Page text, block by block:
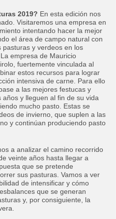
2019? En esta edición nos
Visitaremos una empresa en
intentando hacer la mejor
el área de campo natural con
y verdeos en los
empresa de Mauricio
fuertemente vinculada al
estos recursos para lograr
intensiva de carne. Para ello
a las mejores festucas y
y lleguen al fin de su vida
mucho pasto. Estas se
de invierno, que suplen a las
y continúan produciendo pasto
a analizar el camino recorrido
veinte años hasta llegar a
que se pretende
sus pasturas. Vamos a ver
de intensificar y cómo
que se generan
y, por consiguiente, la